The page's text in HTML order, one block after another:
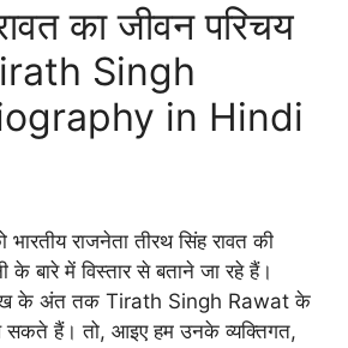
का जीवन परिचय
Singh
in Hindi
राजनेता तीरथ सिंह रावत की
के बारे में विस्तार से बताने जा रहे हैं।
के अंत तक Tirath Singh Rawat के
सकते हैं। तो, आइए हम उनके व्यक्तिगत,